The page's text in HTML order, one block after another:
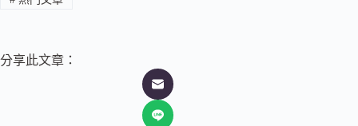
分享此文章：